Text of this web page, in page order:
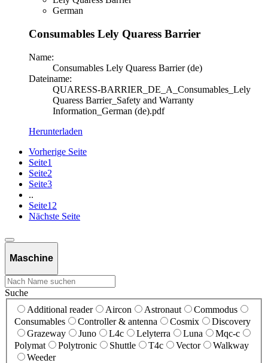
German
Consumables Lely Quaress Barrier
Name:
Consumables Lely Quaress Barrier (de)
Dateiname:
QUARESS-BARRIER_DE_A_Consumables_Lely
Quaress Barrier_Safety and Warranty
Information_German (de).pdf
Herunterladen
Vorherige Seite
Seite1
Seite2
Seite3
..
Seite12
Nächste Seite
Maschine
Suche
Additional reader
Aircon Astronaut
Commodus
Consumables
Controller & antenna Cosmix
Discovery
Grazeway
Juno L4c Lelyterra Luna
Mqc-c
Polymat
Polytronic Shuttle T4c Vector
Walkway
Weeder